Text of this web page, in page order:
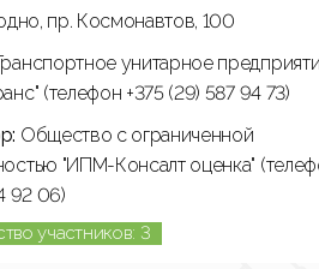
пр. Космонавтов, 100
унитарное
(телефон +375 (29) 587 94 73)
Общество с ограниченной
"ИПМ-Консалт оценка"
92 06)
участников: 3